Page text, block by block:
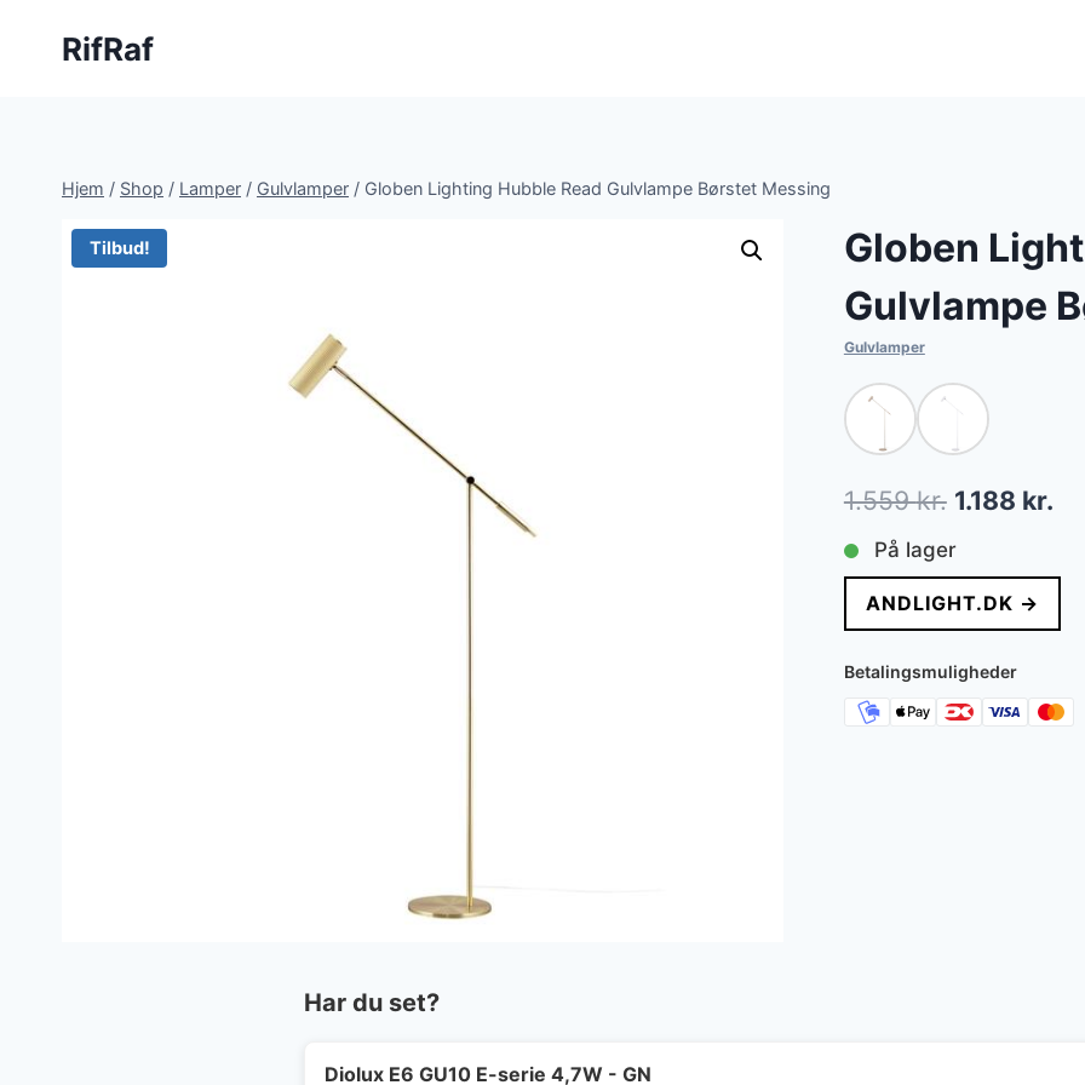
RifRaf
Hjem / Shop / Lamper / Gulvlamper / Globen Lighting Hubble Read Gulvlampe Børstet Messing
Tilbud!
Globen
Gulvlampe
Gulvlamper
1.559kr. Den
oprindelige
pris
var:
1.559 kr..
1.188 kr.Den
pris
er:
På lager
ANDLIGHT.DK →
Betalingsmuligheder
Har du set?
Diolux E6 GU10 E-serie 4,7W - GN